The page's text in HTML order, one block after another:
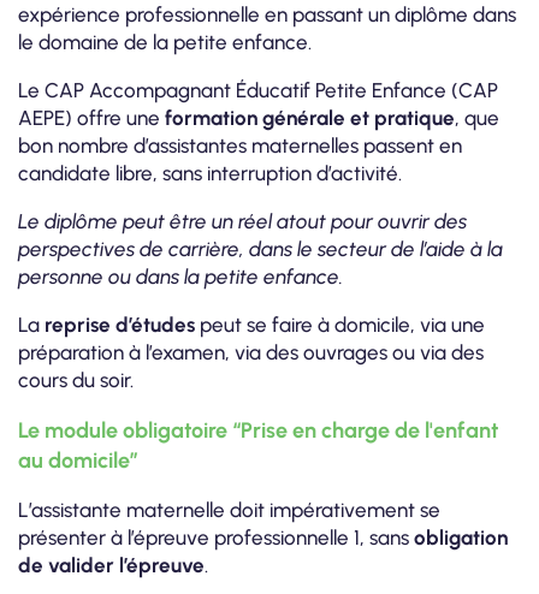
expérience professionnelle en passant un diplôme dans
le domaine de la petite enfance.
Le CAP Accompagnant Éducatif Petite Enfance (CAP
AEPE) offre une formation générale et pratique, que
bon nombre d’assistantes maternelles passent en
candidate libre, sans interruption d’activité.
Le diplôme peut être un réel atout pour ouvrir des
perspectives de carrière, dans le secteur de l’aide à la
personne ou dans la petite enfance.
La reprise d’études peut se faire à domicile, via une
préparation à l’examen, via des ouvrages ou via des
cours du soir.
Le module obligatoire “Prise en charge de l'enfant
au domicile”
L’assistante maternelle doit impérativement se
présenter à l’épreuve professionnelle 1, sans obligation
de valider l’épreuve.